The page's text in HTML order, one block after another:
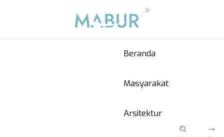
Beranda
Masyarakat
Arsitektur